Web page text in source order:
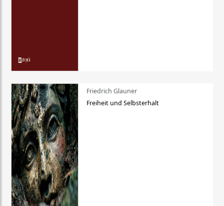
Friedrich Glauner
Freiheit und Selbsterhalt